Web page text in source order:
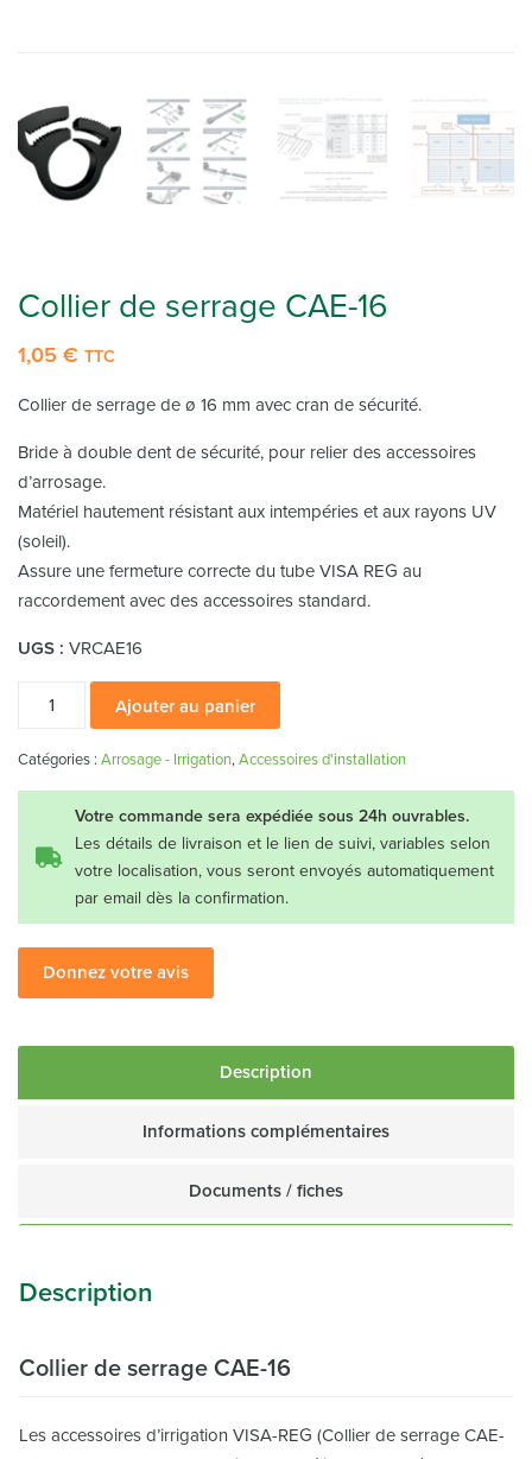
Collier de serrage CAE-16
1,05 € TTC
Collier de serrage de ø 16 mm avec cran de sécurité.
Bride à double dent de sécurité, pour relier des accessoires
d’arrosage.
Matériel hautement résistant aux intempéries et aux rayons UV
(soleil).
Assure une fermeture correcte du tube VISA REG au
raccordement avec des accessoires standard.
UGS : VRCAE16
quantité
Collier
serrage
CAE-
Ajouter au panier
Catégories : Arrosage - Irrigation,Accessoires d'installation
Votre commande sera expédiée sous 24h ouvrables.
Les détails de livraison et le lien de suivi, variables selon
votre localisation, vous seront envoyés automatiquement
par email dès la confirmation.
Donnez votre avis
Description
Informations complémentaires
Documents / fiches
Description
Collier de serrage CAE-16
Les accessoires d’irrigation VISA-REG (Collier de serrage CAE-